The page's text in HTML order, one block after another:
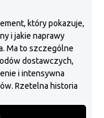
który pokazuje,
i jakie naprawy
Ma to szczególne
dostawczych,
i intensywna
Rzetelna historia